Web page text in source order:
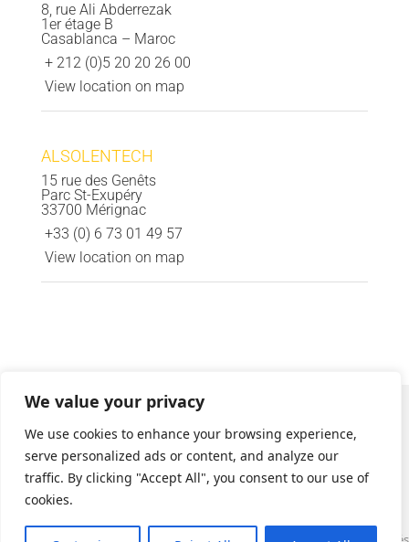
We value your privacy
We use cookies to enhance your browsing experience,
serve personalized ads or content, and analyze our
traffic. By clicking "Accept All", you consent to our use of
cookies.
8, rue Ali Abderrezak
1er étage B
Casablanca – Maroc
+ 212 (0)5 20 20 26 00
View location on map
ALSOLENTECH
15 rue des Genêts
Parc St-Exupéry
33700 Mérignac
+33 (0) 6 73 01 49 57
View location on map